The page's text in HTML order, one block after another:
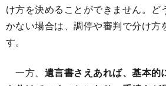
け方を決めることができません。ど
かない場合は、調停や審判で分け方
す。
一方、 遺言書さえあれば、基本的